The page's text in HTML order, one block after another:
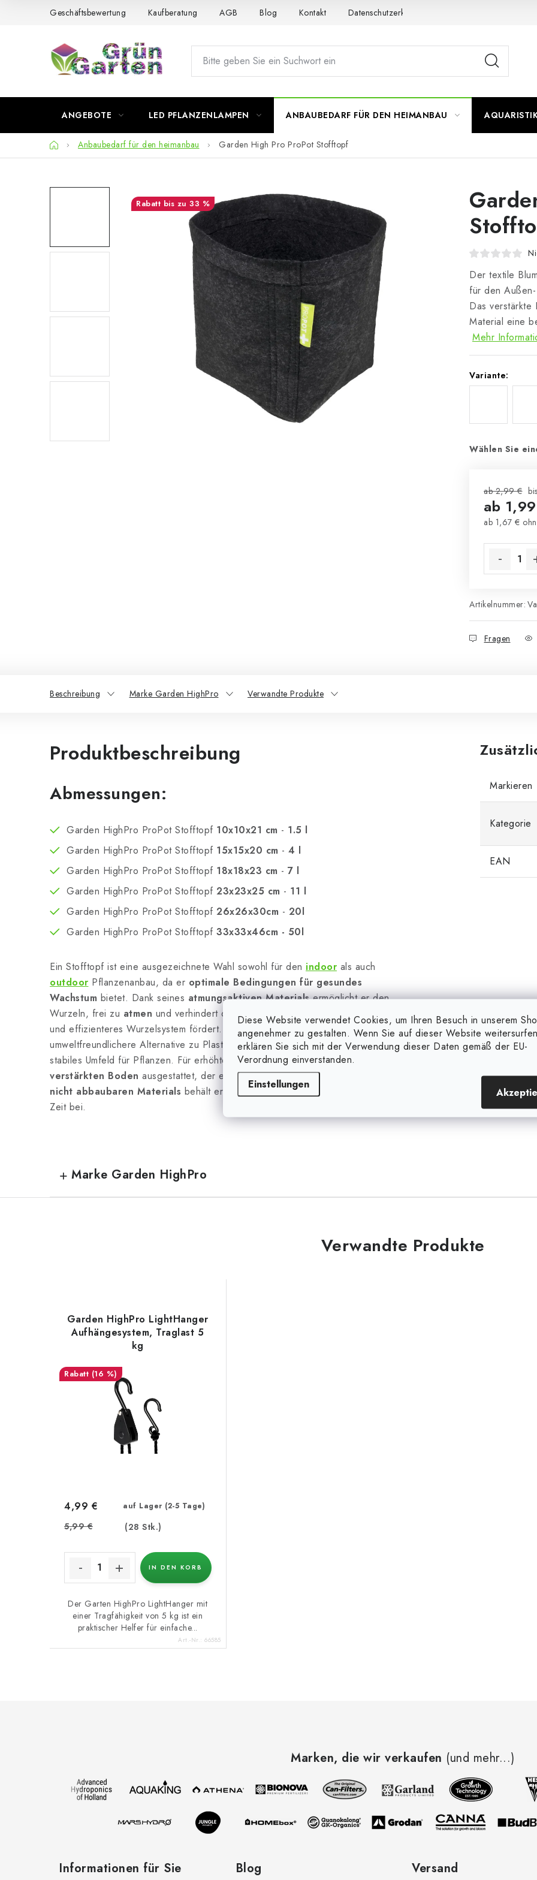
Diese Website verwendet Cookies, um Ihren Besuch in unserem
angenehmer zu gestalten. Wenn Sie auf dieser Website
erklären Sie sich mit der Verwendung dieser Daten gemäß der EU-
Verordnung einverstanden.
Einstellungen
Geschäftsbewertung Kaufberatung AGB Blog Kontakt Datenschutzerklärung
ANGEBOTE LED PFLANZENLAMPEN ANBAUBEDARF FÜR DEN HEIMANBAU
StartseiteAnbaubedarf für den heimanbau Garden High Pro ProPot Stofftopf
Der textile
für den
Das
Material eine
Mehr
Variante:
Wählen Sie
ab 2,99 €
ab
ab 1,67 €
Artikelnummer:
Fragen
bis zu 33 %
Beschreibung Marke Garden HighPro Verwandte Produkte
Produktbeschreibung
Abmessungen:
Garden HighPro ProPot Stofftopf 10x10x21 cm - 1.5 l
Garden HighPro ProPot Stofftopf 15x15x20 cm - 4 l
Garden HighPro ProPot Stofftopf 18x18x23 cm - 7 l
Garden HighPro ProPot Stofftopf 23x23x25 cm - 11 l
Garden HighPro ProPot Stofftopf 26x26x30cm - 20l
Garden HighPro ProPot Stofftopf 33x33x46cm - 50l
Ein Stofftopf ist eine ausgezeichnete Wahl sowohl für den indoor als auch
outdoor Pflanzenanbau, da er optimale Bedingungen für gesundes
Wachstum bietet. Dank seines atmungsaktiven Materialsermöglicht er den
Wurzeln, frei zu atmen und verhindert deren Verkreisung
, was ein stärkeres
und effizienteres Wurzelsystem fördert. Dieser Stofftopf ist eine
umweltfreundlichere Alternative zu Plastiktöpfen und bietet gleichzeitig ein
stabiles Umfeld für Pflanzen. Für erhöhte Haltbarkeit ist er mit einem
verstärkten Boden ausgestattet, der ein Durchbrechen verhindert. Dank des
nicht abbaubaren Materials behält er seine Funktionalität über eine lange
Zeit bei.
Markieren
Kategorie
EAN
Marke Garden HighPro
Verwandte Produkte
Garden HighPro LightHanger
Aufhängesystem, Traglast 5
kg
(16 %)
auf Lager (2-5 Tage)
(28 Stk.)
4,99 €
5,99 €
IN DEN KORB
Der Garten HighPro LightHanger mit
einer Tragfähigkeit von 5 kg ist ein
praktischer Helfer für einfache...
Art.-Nr.: 66585
Marken, die wir verkaufen (und mehr...)
Informationen für Sie Blog Versand